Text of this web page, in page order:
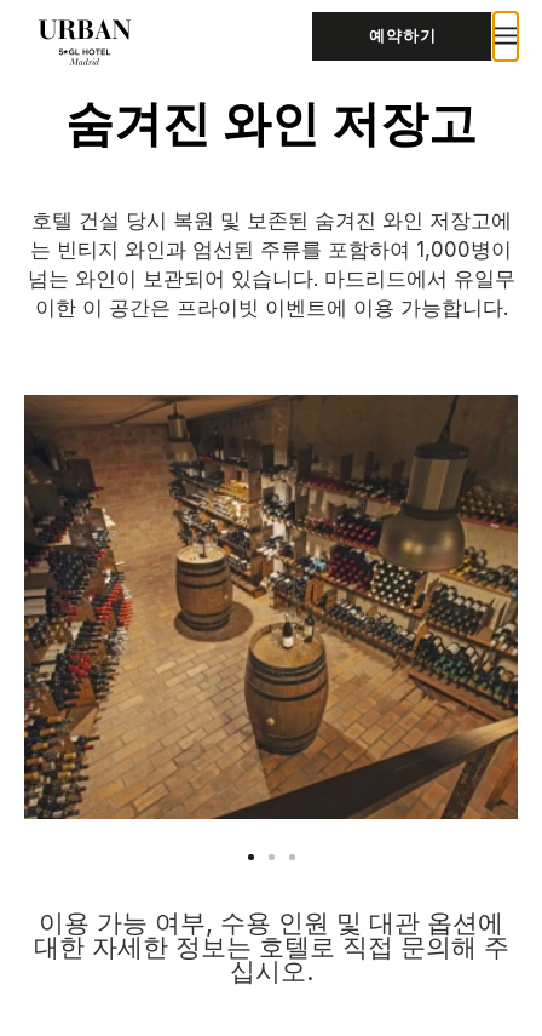
예약하기
숨겨진 와인 저장고
호텔 건설 당시 복원 및 보존된 숨겨진 와인 저장고에
는 빈티지 와인과 엄선된 주류를 포함하여 1,000병이
넘는 와인이 보관되어 있습니다. 마드리드에서 유일무
이한 이 공간은 프라이빗 이벤트에 이용 가능합니다.
con barricas de madera y estanterías llenas de
이용 가능 여부, 수용 인원 및 대관 옵션에
대한 자세한 정보는 호텔로 직접 문의해 주
십시오.